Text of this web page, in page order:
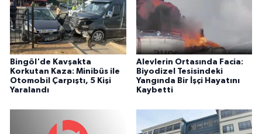
Bingöl'de Kavşakta
Korkutan Kaza: Minibüs ile
Otomobil Çarpıştı, 5 Kişi
Yaralandı
Alevlerin Ortasında Facia:
Biyodizel Tesisindeki
Yangında Bir İşçi Hayatını
Kaybetti